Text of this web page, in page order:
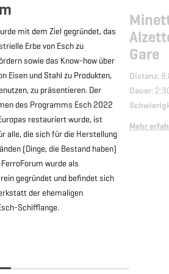
mit dem Ziel gegründet, das
Erbe von Esch zu
sowie das Know-how über
Eisen und Stahl zu Produkten,
zu präsentieren. Der
des Programms Esch 2022
restauriert wurde, ist
alle, die sich für die Herstellung
(Dinge, die Bestand haben)
wurde als
gegründet und befindet sich
der ehemaligen
Schifflange.
Gare
Distanz:
Dauer:
Mehr